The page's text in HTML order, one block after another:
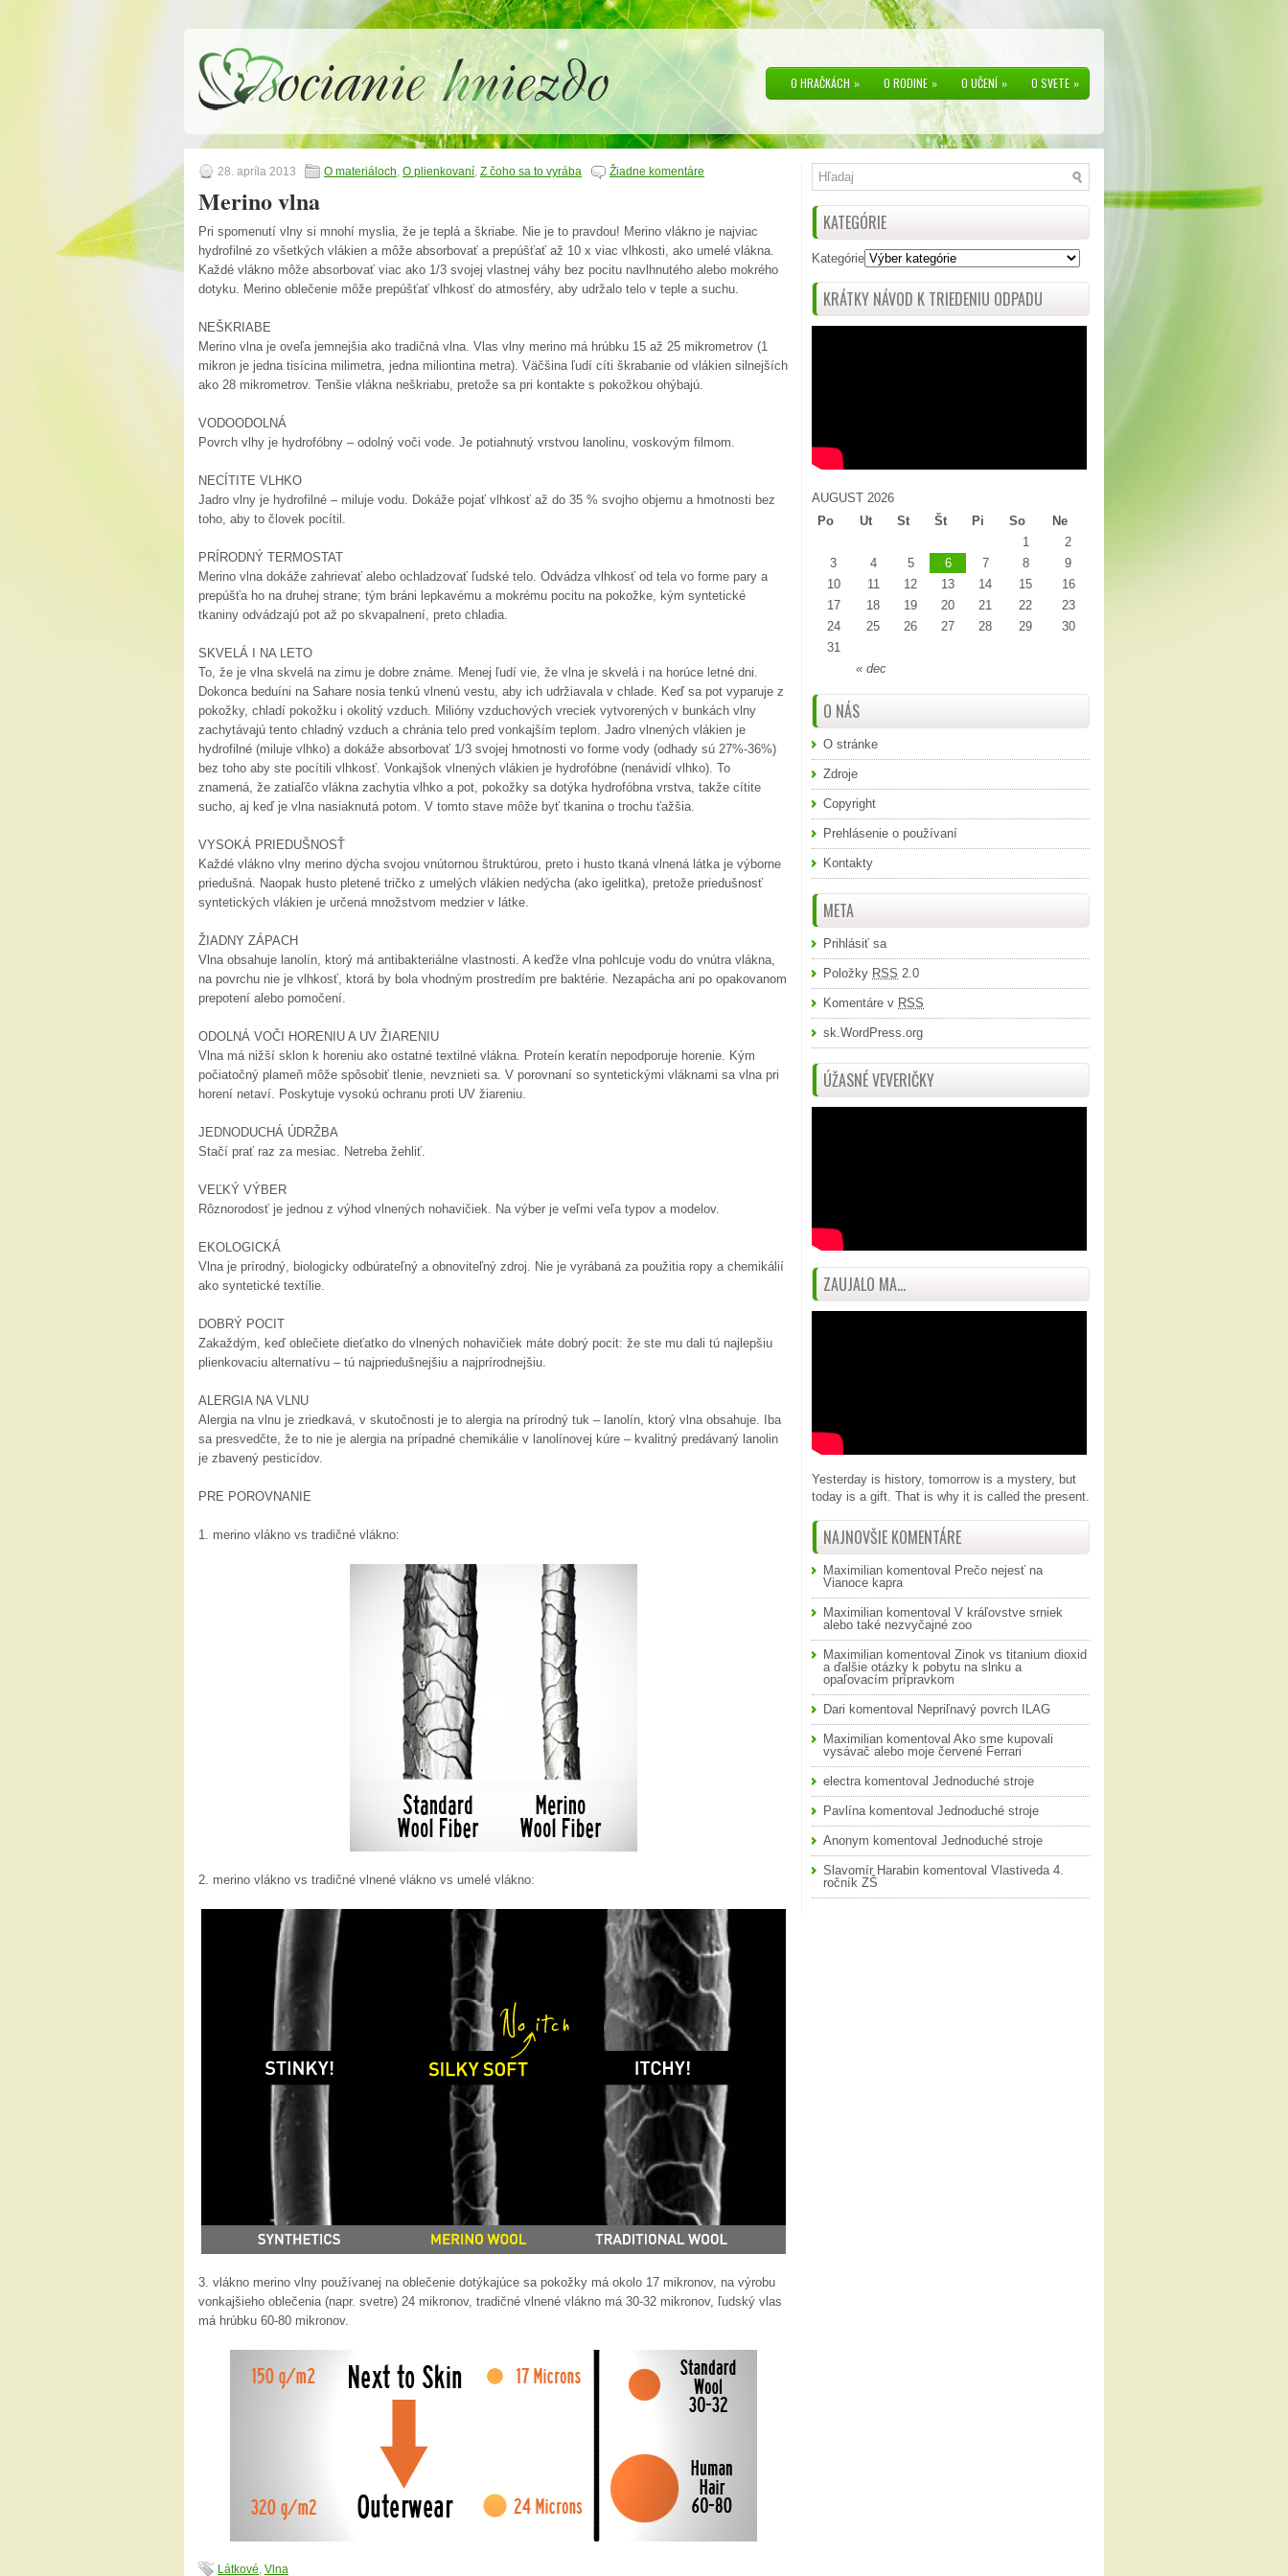
O HRAČKÁCH » O RODINE » O UČENÍ » O SVETE »
28. apríla 2013 O materiáloch, O plienkovaní, Z čoho sa to vyrába Žiadne komentáre
Merino vlna
Pri spomenutí vlny si mnohí myslia, že je teplá a škriabe. Nie je to pravdou! Merino vlákno je najviac
hydrofilné zo všetkých vlákien a môže absorbovať a prepúšťať až 10 x viac vlhkosti, ako umelé vlákna.
Každé vlákno môže absorbovať viac ako 1/3 svojej vlastnej váhy bez pocitu navlhnutého alebo mokrého
dotyku. Merino oblečenie môže prepúšťať vlhkosť do atmosféry, aby udržalo telo v teple a suchu.
NEŠKRIABE
Merino vlna je oveľa jemnejšia ako tradičná vlna. Vlas vlny merino má hrúbku 15 až 25 mikrometrov (1
mikron je jedna tisícina milimetra, jedna miliontina metra). Väčšina ľudí cíti škrabanie od vlákien silnejších
ako 28 mikrometrov. Tenšie vlákna neškriabu, pretože sa pri kontakte s pokožkou ohýbajú.
VODOODOLNÁ
Povrch vlhy je hydrofóbny – odolný voči vode. Je potiahnutý vrstvou lanolinu, voskovým filmom.
NECÍTITE VLHKO
Jadro vlny je hydrofilné – miluje vodu. Dokáže pojať vlhkosť až do 35 % svojho objemu a hmotnosti bez
toho, aby to človek pocítil.
PRÍRODNÝ TERMOSTAT
Merino vlna dokáže zahrievať alebo ochladzovať ľudské telo. Odvádza vlhkosť od tela vo forme pary a
prepúšťa ho na druhej strane; tým bráni lepkavému a mokrému pocitu na pokožke, kým syntetické
tkaniny odvádzajú pot až po skvapalnení, preto chladia.
SKVELÁ I NA LETO
To, že je vlna skvelá na zimu je dobre známe. Menej ľudí vie, že vlna je skvelá i na horúce letné dni.
Dokonca beduíni na Sahare nosia tenkú vlnenú vestu, aby ich udržiavala v chlade. Keď sa pot vyparuje z
pokožky, chladí pokožku i okolitý vzduch. Milióny vzduchových vreciek vytvorených v bunkách vlny
zachytávajú tento chladný vzduch a chránia telo pred vonkajším teplom. Jadro vlnených vlákien je
hydrofilné (miluje vlhko) a dokáže absorbovať 1/3 svojej hmotnosti vo forme vody (odhady sú 27%-36%)
bez toho aby ste pocítili vlhkosť. Vonkajšok vlnených vlákien je hydrofóbne (nenávidí vlhko). To
znamená, že zatiaľčo vlákna zachytia vlhko a pot, pokožky sa dotýka hydrofóbna vrstva, takže cítite
sucho, aj keď je vlna nasiaknutá potom. V tomto stave môže byť tkanina o trochu ťažšia.
VYSOKÁ PRIEDUŠNOSŤ
Každé vlákno vlny merino dýcha svojou vnútornou štruktúrou, preto i husto tkaná vlnená látka je výborne
priedušná. Naopak husto pletené tričko z umelých vlákien nedýcha (ako igelitka), pretože priedušnosť
syntetických vlákien je určená množstvom medzier v látke.
ŽIADNY ZÁPACH
Vlna obsahuje lanolín, ktorý má antibakteriálne vlastnosti. A keďže vlna pohlcuje vodu do vnútra vlákna,
na povrchu nie je vlhkosť, ktorá by bola vhodným prostredím pre baktérie. Nezapácha ani po opakovanom
prepotení alebo pomočení.
ODOLNÁ VOČI HORENIU A UV ŽIARENIU
Vlna má nižší sklon k horeniu ako ostatné textilné vlákna. Proteín keratín nepodporuje horenie. Kým
počiatočný plameň môže spôsobiť tlenie, nevznieti sa. V porovnaní so syntetickými vláknami sa vlna pri
horení netaví. Poskytuje vysokú ochranu proti UV žiareniu.
JEDNODUCHÁ ÚDRŽBA
Stačí prať raz za mesiac. Netreba žehliť.
VEĽKÝ VÝBER
Rôznorodosť je jednou z výhod vlnených nohavičiek. Na výber je veľmi veľa typov a modelov.
EKOLOGICKÁ
Vlna je prírodný, biologicky odbúrateľný a obnoviteľný zdroj. Nie je vyrábaná za použitia ropy a chemikálií
ako syntetické textílie.
DOBRÝ POCIT
Zakaždým, keď oblečiete dieťatko do vlnených nohavičiek máte dobrý pocit: že ste mu dali tú najlepšiu
plienkovaciu alternatívu – tú najpriedušnejšiu a najprírodnejšiu.
ALERGIA NA VLNU
Alergia na vlnu je zriedkavá, v skutočnosti je to alergia na prírodný tuk – lanolín, ktorý vlna obsahuje. Iba
sa presvedčte, že to nie je alergia na prípadné chemikálie v lanolínovej kúre – kvalitný predávaný lanolin
je zbavený pesticídov.
PRE POROVNANIE
1. merino vlákno vs tradičné vlákno:
2. merino vlákno vs tradičné vlnené vlákno vs umelé vlákno:
3. vlákno merino vlny používanej na oblečenie dotýkajúce sa pokožky má okolo 17 mikronov, na výrobu
vonkajšieho oblečenia (napr. svetre) 24 mikronov, tradičné vlnené vlákno má 30-32 mikronov, ľudský vlas
má hrúbku 60-80 mikronov.
Látkové, Vlna
KATEGÓRIE
Kategórie
KRÁTKY NÁVOD K TRIEDENIU ODPADU
AUGUST 2026
Po
Ut St Št Pi So Ne
« dec
1
2
3
4 5 6 7 8
9
10
11 12 13 14 15
16
17
18 19 20 21 22
23
24
25 26 27 28 29
30
31
O NÁS
O stránke
Zdroje
Copyright
Prehlásenie o používaní
Kontakty
META
Prihlásiť sa
Položky RSS 2.0
Komentáre v RSS
sk.WordPress.org
ÚŽASNÉ VEVERIČKY
ZAUJALO MA...
Yesterday is history, tomorrow is a mystery, but
today is a gift. That is why it is called the present.
NAJNOVŠIE KOMENTÁRE
Maximilian komentoval Prečo nejesť na
Vianoce kapra
Maximilian komentoval V kráľovstve srniek
alebo také nezvyčajné zoo
Maximilian komentoval Zinok vs titanium dioxid
a ďalšie otázky k pobytu na slnku a
opaľovacím prípravkom
Dari komentoval Nepriľnavý povrch ILAG
Maximilian komentoval Ako sme kupovali
vysávač alebo moje červené Ferrari
electrakomentoval Jednoduché stroje
Pavlínakomentoval Jednoduché stroje
Anonym komentoval Jednoduché stroje
Slavomír Harabin komentoval Vlastiveda 4.
ročník ZŠ